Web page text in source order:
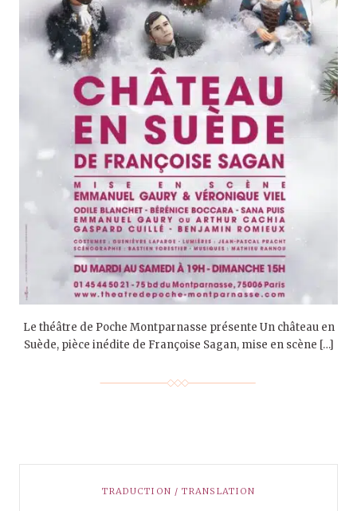
Le théâtre de Poche Montparnasse présente Un château en
Suède, pièce inédite de Françoise Sagan, mise en scène […]
TRADUCTION / TRANSLATION